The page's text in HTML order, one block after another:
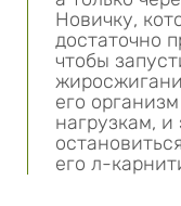
Новичку,
достаточно
чтобы
его
нагрузкам,
его л-